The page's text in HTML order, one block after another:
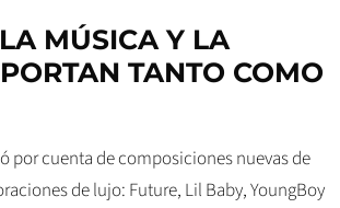
MÚSICA Y LA
TANTO COMO
por cuenta de composiciones nuevas de
de lujo: Future, Lil Baby, YoungBoy